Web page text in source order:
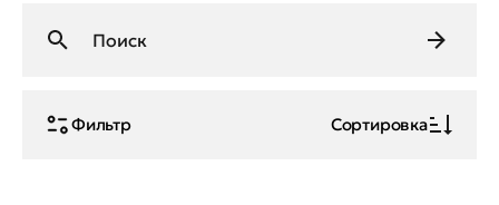
Фильтр Сортировка